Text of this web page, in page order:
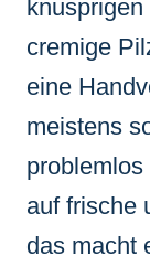
cremige
eine
meistens
auf frische
das macht